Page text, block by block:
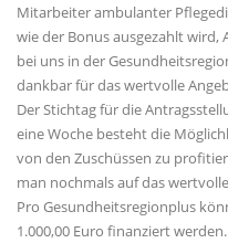
Mitarbeiter ambulanter
wie der Bonus ausgezahlt
bei uns in der
dankbar für das wertvolle
Der Stichtag für die
eine Woche besteht die
von den Zuschüssen zu
man nochmals auf das
Pro Gesundheitsregionplus
1.000,00 Euro finanziert